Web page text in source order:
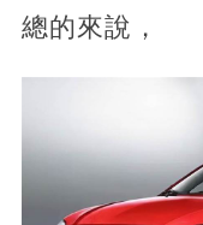
總的來說，